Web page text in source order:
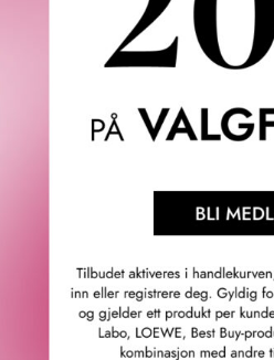
AMERICAN CREW
SHAMPOO 250 ML
295KR